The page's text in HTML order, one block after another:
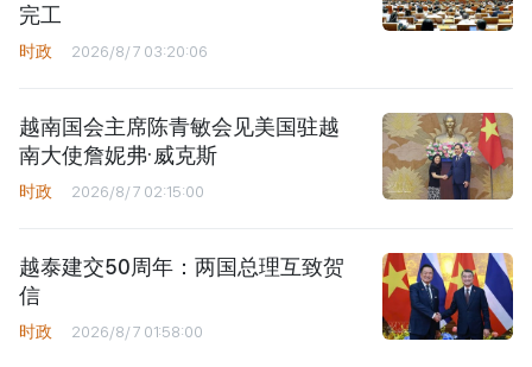
完工
时政 2026/8/7 03:20:06
越南国会主席陈青敏会见美国驻越
南大使詹妮弗·威克斯
时政 2026/8/7 02:15:00
越泰建交50周年：两国总理互致贺
信
时政 2026/8/7 01:58:00